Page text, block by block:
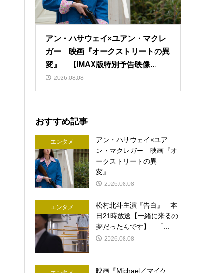
アン・ハサウェイ×ユアン・マクレ
ガー 映画『オークストリートの異
変』 【IMAX版特別予告映像...
2026.08.08
おすすめ記事
エンタメ
アン・ハサウェイ×ユア
ン・マクレガー 映画『オ
ークストリートの異
変』 ...
2026.08.08
エンタメ
松村北斗主演『告白』 本
日21時放送【一緒に来るの
夢だったんです】 「...
2026.08.08
映画『Michael／マイケ